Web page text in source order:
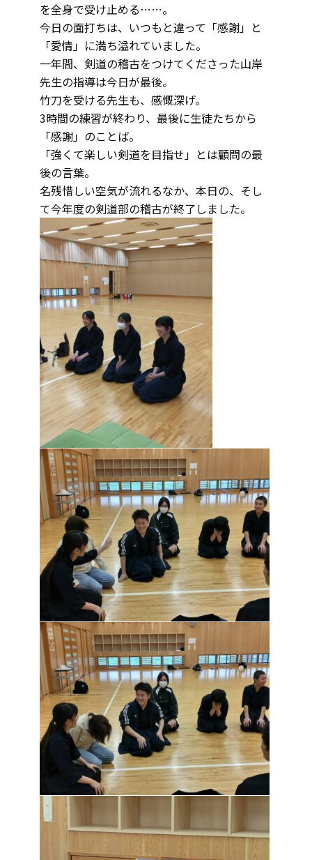
を全身で受け止める……。
今日の面打ちは、いつもと違って「感謝」と
「愛情」に満ち溢れていました。
一年間、剣道の稽古をつけてくださった山岸
先生の指導は今日が最後。
竹刀を受ける先生も、感慨深げ。
3時間の練習が終わり、最後に生徒たちから
「感謝」のことば。
「強くて楽しい剣道を目指せ」とは顧問の最
後の言葉。
名残惜しい空気が流れるなか、本日の、そし
て今年度の剣道部の稽古が終了しました。